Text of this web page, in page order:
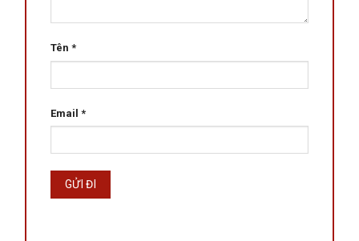
Tên *
Email *